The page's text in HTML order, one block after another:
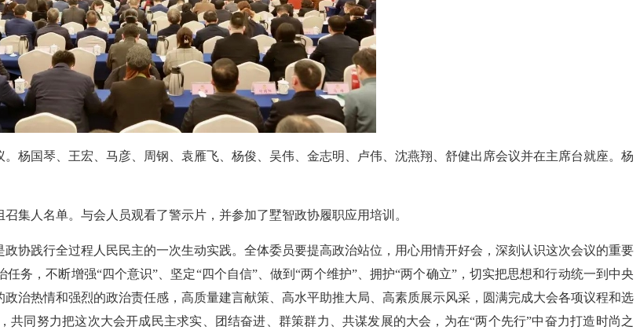
杨国琴、王宏、马彦、周钢、袁雁飞、杨俊、吴伟、金志明、卢伟、沈燕翔、舒健出席会议并在主席台就座。杨
集人名单。与会人员观看了警示片，并参加了墅智政协履职应用培训。
协践行全过程人民民主的一次生动实践。全体委员要提高政治站位，用心用情开好会，深刻认识这次会议的重要
务，不断增强“四个意识”、坚定“四个自信”、做到“两个维护”、拥护“两个确立”，切实把思想和行动统一到中央
治热情和强烈的政治责任感，高质量建言献策、高水平助推大局、高素质展示风采，圆满完成大会各项议程和选
同努力把这次大会开成民主求实、团结奋进、群策群力、共谋发展的大会，为在“两个先行”中奋力打造时尚之